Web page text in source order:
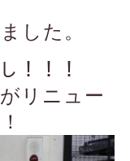
した。
！！！
リニュー